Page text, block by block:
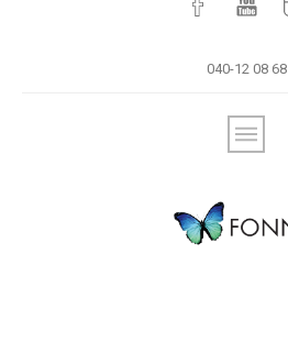
040-12 08 68